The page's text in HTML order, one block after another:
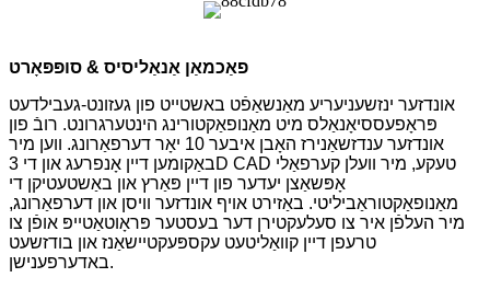
פאַכמאַן אַנאַליסיס & סופּפּאָרט
אונדזער ינזשעניעריע מאַנשאַפֿט באשטייט פון געזונט-געבילדעט
פּראָפעססיאָנאַלס מיט מאַנופאַקטורינג הינטערגרונט. רובֿ פון
אונדזער ענדזשאַנירז האָבן איבער 10 יאָר דערפאַרונג. ווען מיר
באַקומען דיין אָנפרעג און די 3D CAD טעקע, מיר וועלן קערפאַלי
אָפּשאַצן יעדער פון דיין פּאַרץ און באַשטעטיקן די
מאַנופאַקטוראַביליטי. באַזירט אויף אונדזער וויסן און דערפאַרונג,
מיר העלפֿן איר צו סעלעקטירן דער בעסטער פּראָוטאַטייפּ אופֿן צו
טרעפן דיין קוואַליטעט עקספּעקטיישאַנז און בודזשעט
באדערפענישן.